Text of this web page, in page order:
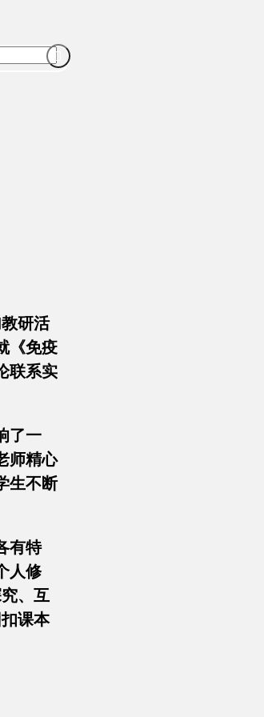

研活
《免疫
联系实
了一
师精心
生不断
有特
人修
、互
课本